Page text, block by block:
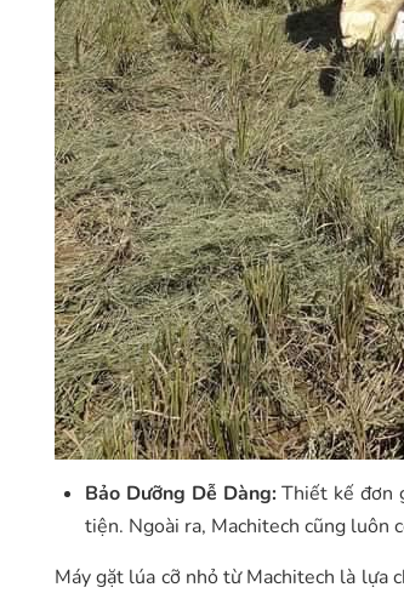
Bảo Dưỡng Dễ Dàng:Thiết kế đơn
tiện. Ngoài ra, Machitech cũng luôn
Máy gặt lúa cỡ nhỏ từ Machitech là lựa